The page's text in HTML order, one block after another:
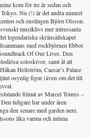
kom för tre år sedan och
Nu (!) är det andra numret
och enslingen Björn Olsson.
musiklivs mer intressanta
legendariska skränsällskapet
med rockbjörnen Ebbot
Of Our Lives. Den
soloskivor, samt åt att
Hellström, Caesar’s Palace
osynlig figur (även om det till
filmat av Marcel Toures –
tidigare har under åren
den senare med garden nere.
lika varma och intima